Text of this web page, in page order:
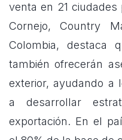
venta en 21
Cornejo, Country
Colombia, destaca
también ofrecerán
exterior, ayudando a
a desarrollar
exportación. En el